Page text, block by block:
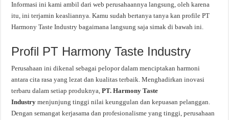
Informasi ini kami ambil dari web perusahaannya langsung, oleh karena
itu, ini terjamin keasliannya. Kamu sudah bertanya tanya kan profile PT
Harmony Taste Industry bagaimana langsung saja simak di bawah ini.
Profil PT Harmony Taste Industry
Perusahaan ini dikenal sebagai pelopor dalam menciptakan harmoni
antara cita rasa yang lezat dan kualitas terbaik. Menghadirkan inovasi
terbaru dalam setiap produknya,PT. Harmony Taste
Industry menjunjung tinggi nilai keunggulan dan kepuasan pelanggan.
Dengan semangat kerjasama dan profesionalisme yang tinggi, perusahaan